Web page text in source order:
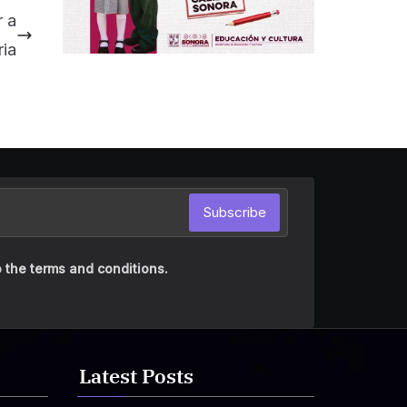
a
the terms and conditions.
Subscribe
Latest Posts